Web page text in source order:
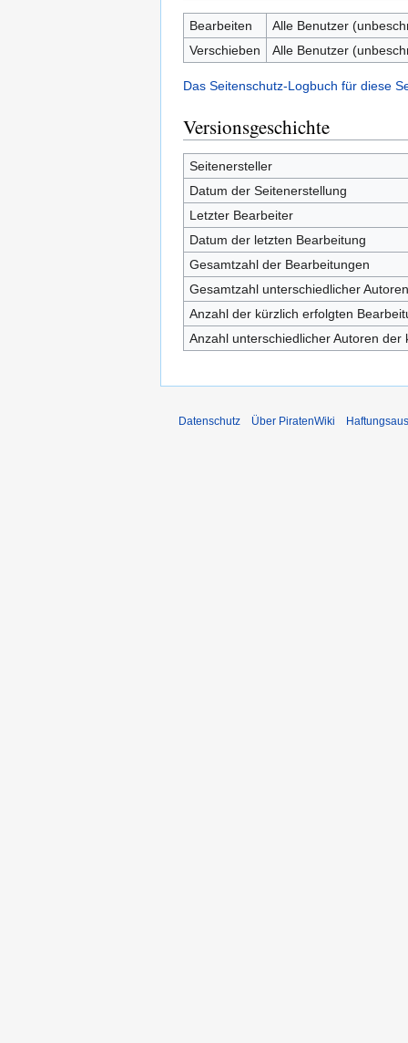
Bearbeiten
Alle Benutzer
Verschieben
Alle Benutzer
Das Seitenschutz-Logbuch für diese
Versionsgeschichte
Seitenersteller
Datum der Seitenerstellung
Letzter Bearbeiter
Datum der letzten Bearbeitung
Gesamtzahl der Bearbeitungen
Gesamtzahl unterschiedlicher Autoren
Anzahl der kürzlich erfolgten
Anzahl unterschiedlicher Autoren
Datenschutz Über PiratenWiki